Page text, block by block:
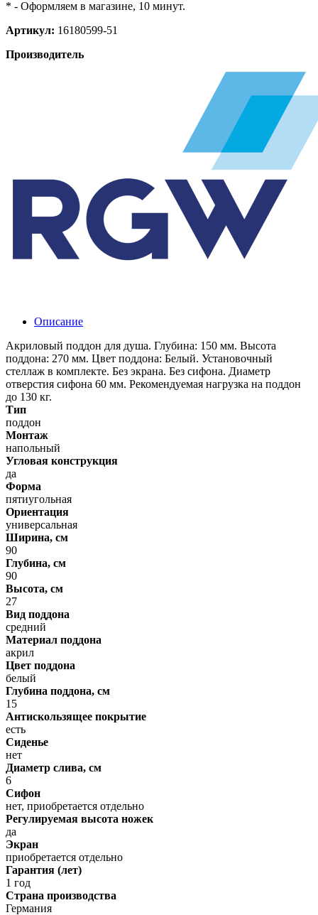
* - Оформляем в магазине, 10 минут.
Артикул: 16180599-51
Производитель
Описание
Акриловый поддон для душа. Глубина: 150 мм. Высота
поддона: 270 мм. Цвет поддона: Белый. Установочный
стеллаж в комплекте. Без экрана. Без сифона. Диаметр
отверстия сифона 60 мм. Рекомендуемая нагрузка на поддон
до 130 кг.
Тип
поддон
Монтаж
напольный
Угловая конструкция
да
Форма
пятиугольная
Ориентация
универсальная
Ширина, см
90
Глубина, см
90
Высота, см
27
Вид поддона
средний
Материал поддона
акрил
Цвет поддона
белый
Глубина поддона, см
15
Антискользящее покрытие
есть
Сиденье
нет
Диаметр слива, см
6
Сифон
нет, приобретается отдельно
Регулируемая высота ножек
да
Экран
приобретается отдельно
Гарантия (лет)
1 год
Страна производства
Германия